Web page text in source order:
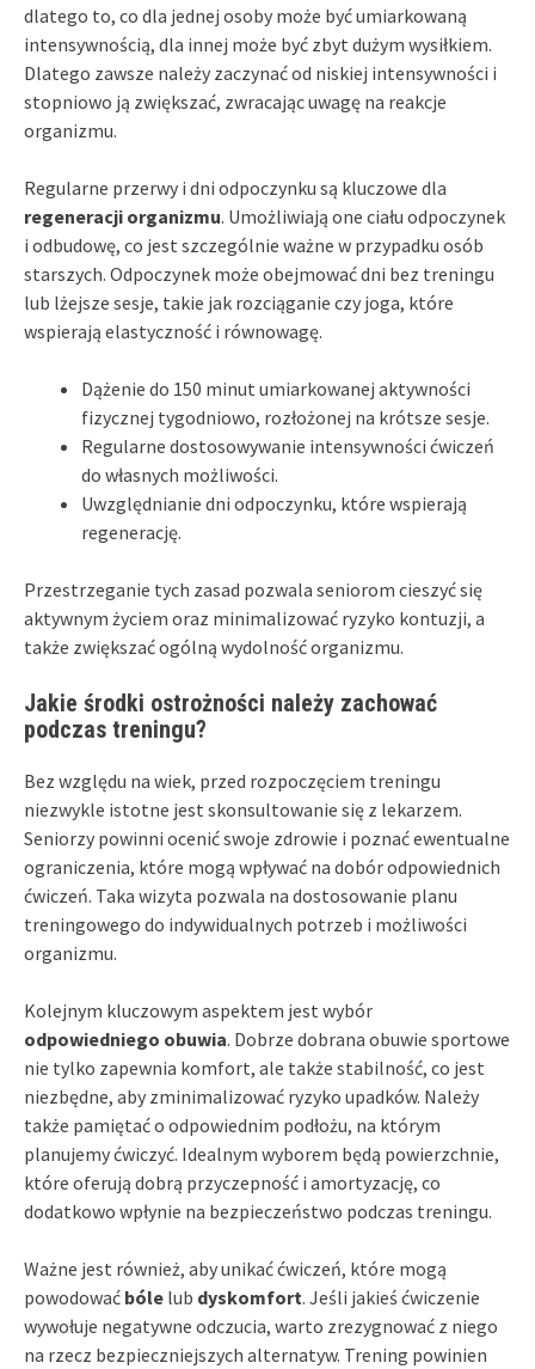
dlatego to, co dla jednej osoby może być umiarkowaną
intensywnością, dla innej może być zbyt dużym wysiłkiem.
Dlatego zawsze należy zaczynać od niskiej intensywności i
stopniowo ją zwiększać, zwracając uwagę na reakcje
organizmu.
Regularne przerwy i dni odpoczynku są kluczowe dla
regeneracji organizmu. Umożliwiają one ciału odpoczynek
i odbudowę, co jest szczególnie ważne w przypadku osób
starszych. Odpoczynek może obejmować dni bez treningu
lub lżejsze sesje, takie jak rozciąganie czy joga, które
wspierają elastyczność i równowagę.
Dążenie do 150 minut umiarkowanej aktywności
fizycznej tygodniowo, rozłożonej na krótsze sesje.
Regularne dostosowywanie intensywności ćwiczeń
do własnych możliwości.
Uwzględnianie dni odpoczynku, które wspierają
regenerację.
Przestrzeganie tych zasad pozwala seniorom cieszyć się
aktywnym życiem oraz minimalizować ryzyko kontuzji, a
także zwiększać ogólną wydolność organizmu.
Jakie środki ostrożności należy zachować
podczas treningu?
Bez względu na wiek, przed rozpoczęciem treningu
niezwykle istotne jest skonsultowanie się z lekarzem.
Seniorzy powinni ocenić swoje zdrowie i poznać ewentualne
ograniczenia, które mogą wpływać na dobór odpowiednich
ćwiczeń. Taka wizyta pozwala na dostosowanie planu
treningowego do indywidualnych potrzeb i możliwości
organizmu.
Kolejnym kluczowym aspektem jest wybór
odpowiedniego obuwia. Dobrze dobrana obuwie sportowe
nie tylko zapewnia komfort, ale także stabilność, co jest
niezbędne, aby zminimalizować ryzyko upadków. Należy
także pamiętać o odpowiednim podłożu, na którym
planujemy ćwiczyć. Idealnym wyborem będą powierzchnie,
które oferują dobrą przyczepność i amortyzację, co
dodatkowo wpłynie na bezpieczeństwo podczas treningu.
Ważne jest również, aby unikać ćwiczeń, które mogą
powodować bóle lub dyskomfort. Jeśli jakieś ćwiczenie
wywołuje negatywne odczucia, warto zrezygnować z niego
na rzecz bezpieczniejszych alternatyw. Trening powinien